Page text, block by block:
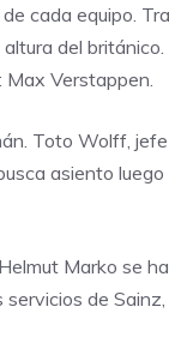
cada equipo.
del
Verstappen.
Toto Wolff,
asiento
Marko se
servicios de